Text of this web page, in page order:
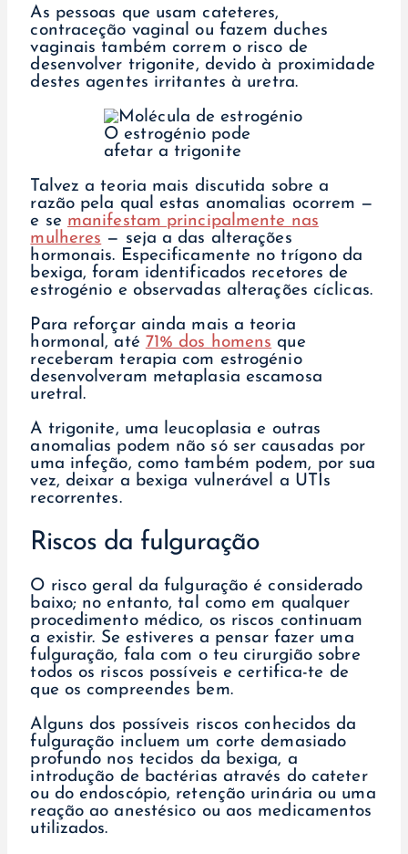
As pessoas que usam cateteres,
contraceção vaginal ou fazem duches
vaginais também correm o risco de
desenvolver trigonite, devido à proximidade
destes agentes irritantes à uretra.
O estrogénio pode
afetar a trigonite
Talvez a teoria mais discutida sobre a
razão pela qual estas anomalias ocorrem —
e se manifestam principalmente nas
mulheres — seja a das alterações
hormonais. Especificamente no trígono da
bexiga, foram identificados recetores de
estrogénio e observadas alterações cíclicas.
Para reforçar ainda mais a teoria
hormonal, até 71% dos homens que
receberam terapia com estrogénio
desenvolveram metaplasia escamosa
uretral.
A trigonite, uma leucoplasia e outras
anomalias podem não só ser causadas por
uma infeção, como também podem, por sua
vez, deixar a bexiga vulnerável a UTIs
recorrentes.
Riscos da fulguração
O risco geral da fulguração é considerado
baixo; no entanto, tal como em qualquer
procedimento médico, os riscos continuam
a existir. Se estiveres a pensar fazer uma
fulguração, fala com o teu cirurgião sobre
todos os riscos possíveis e certifica-te de
que os compreendes bem.
Alguns dos possíveis riscos conhecidos da
fulguração incluem um corte demasiado
profundo nos tecidos da bexiga, a
introdução de bactérias através do cateter
ou do endoscópio, retenção urinária ou uma
reação ao anestésico ou aos medicamentos
utilizados.